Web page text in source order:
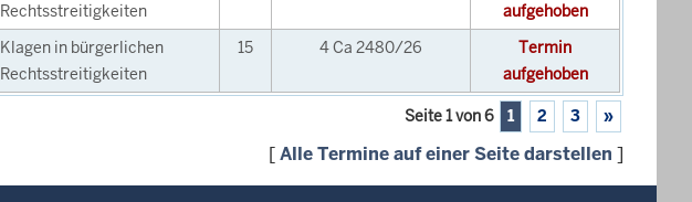
Rechtsstreitigkeiten
aufgehoben
Klagen in bürgerlichen
Rechtsstreitigkeiten
15 4 Ca 2480/26
Termin
aufgehoben
Seite 1 von 6 1 2 3 »
[Alle Termine auf einer Seite darstellen ]